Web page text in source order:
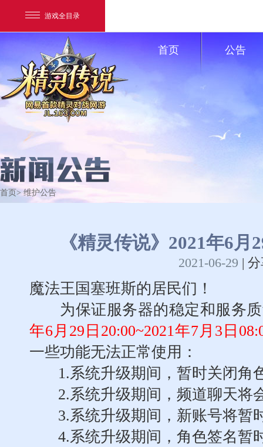
游戏全目录
网易游戏
游戏爱好者
首页 公告
首页 > 维护公告
《精灵传说》2021年6
2021-06-29 |
魔法王国塞班斯的居民们！
为保证服务器的稳定和服务质
年6月29日20:00~2021年7月3日08
一些功能无法正常使用：
1.系统升级期间，暂时关闭角
2.系统升级期间，频道聊天将
3.系统升级期间，新账号将暂
4.系统升级期间，角色签名暂